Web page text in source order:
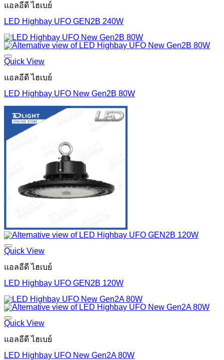
แอลอีดี ไฮเบย์
LED Highbay UFO GEN2B 240W
Quick View
แอลอีดี ไฮเบย์
LED Highbay UFO New Gen2B 80W
Quick View
แอลอีดี ไฮเบย์
LED Highbay UFO GEN2B 120W
Quick View
แอลอีดี ไฮเบย์
LED Highbay UFO New Gen2A 80W